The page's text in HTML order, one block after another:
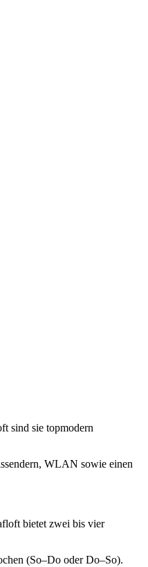
sind sie topmodern
WLAN sowie einen
bietet zwei bis vier
(So–Do oder Do–So).